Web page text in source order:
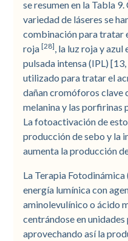
se resumen en la Tabla
variedad de láseres se
combinación para tratar
roja[28] , la luz roja y
pulsada intensa (IPL)
utilizado para tratar el
dañan cromóforos clave
melanina y las
La fotoactivación de
producción de sebo y la
aumenta la producción
La Terapia
energía lumínica con
aminolevulínico o ácido
centrándose en
aprovechando así la